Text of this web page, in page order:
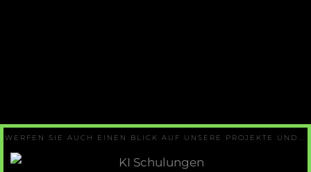
WERFEN SIE AUCH EINEN BLICK AUF UNSERE PROJEKTE UND...